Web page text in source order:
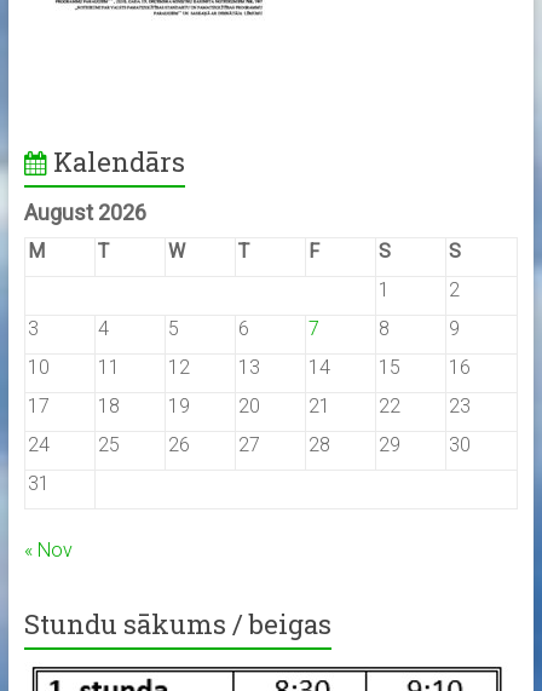
Kalendārs
August 2026
M T W T F S
S
1
2
3
4 5 6 7 8
9
10
11 12 13 14 15
16
17
18 19 20 21 22
23
24
25 26 27 28 29
30
31
« Nov
Stundu sākums / beigas